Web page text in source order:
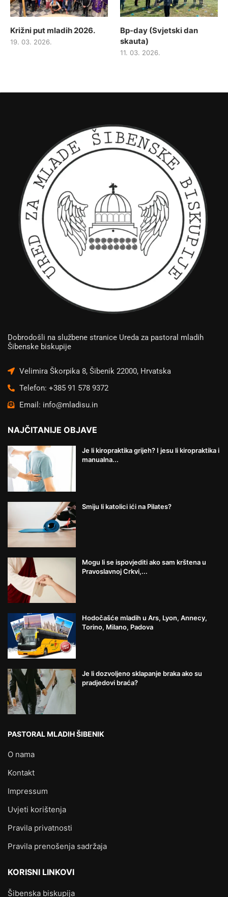
Križni put mladih 2026.
19. 03. 2026.
Bp-day (Svjetski dan
skauta)
11. 03. 2026.
Dobrodošli na službene stranice Ureda za pastoral mladih
Šibenske biskupije
Velimira Škorpika 8, Šibenik 22000, Hrvatska
Telefon: +385 91 578 9372
Email: info@mladisu.in
NAJČITANIJE OBJAVE
Je li kiropraktika grijeh? I jesu li kiropraktika i
manualna...
Smiju li katolici ići na Pilates?
Mogu li se ispovjediti ako sam krštena u
Pravoslavnoj Crkvi,...
Hodočašće mladih u Ars, Lyon, Annecy,
Torino, Milano, Padova
Je li dozvoljeno sklapanje braka ako su
pradjedovi braća?
PASTORAL MLADIH ŠIBENIK
O nama
Kontakt
Impressum
Uvjeti korištenja
Pravila privatnosti
Pravila prenošenja sadržaja
KORISNI LINKOVI
Šibenska biskupija